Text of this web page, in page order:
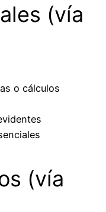
(vía
o cálculos
(vía